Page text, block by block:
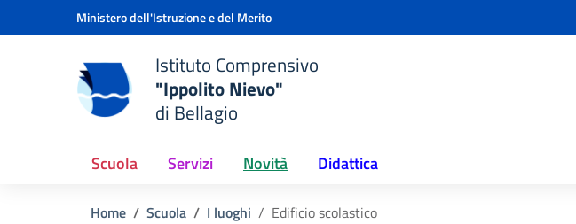
Vai ai contenuti
Vai al menu di navigazioneMinistero dell'Istruzione e del Merito
scuola
Istituto Comprensivo
"Ippolito Nievo"
di Bellagio
Scuola Servizi Novità Didattica
Home Scuola I luoghi Edificio scolastico